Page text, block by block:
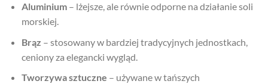
Aluminium– lżejsze, ale równie odporne na działanie soli
morskiej.
Brąz – stosowany w bardziej tradycyjnych jednostkach,
ceniony za elegancki wygląd.
Tworzywa sztuczne – używane w tańszych